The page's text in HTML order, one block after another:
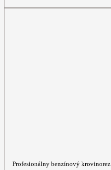
Profesionálny benzínový krovinorez